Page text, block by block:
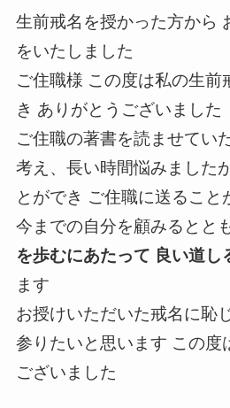
生前戒名を授かった方から
をいたしました
ご住職様 この度は私の生前
き ありがとうございました
ご住職の著書を読ませてい
考え、長い時間悩みました
とができ ご住職に送ること
今までの自分を顧みるとと
を歩むにあたって 良い道し
ます
お授けいただいた戒名に恥
参りたいと思います この度
ございました